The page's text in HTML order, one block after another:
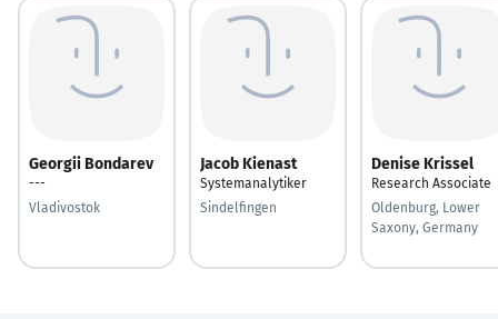
Georgii Bondarev
---
Vladivostok
Jacob Kienast
Systemanalytiker
Sindelfingen
Denise Krissel
Research Associate
Oldenburg, Lower
Saxony, Germany